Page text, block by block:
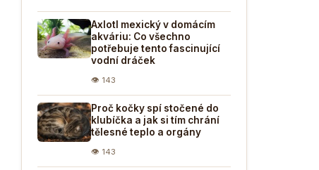
Axlotl mexický v domácím
akváriu: Co všechno
potřebuje tento fascinující
vodní dráček
👁 143
Proč kočky spí stočené do
klubíčka a jak si tím chrání
tělesné teplo a orgány
👁 143